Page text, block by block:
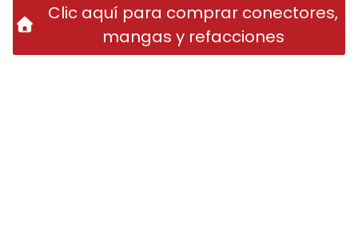
Clic aquí para comprar conectores,
mangas y refacciones